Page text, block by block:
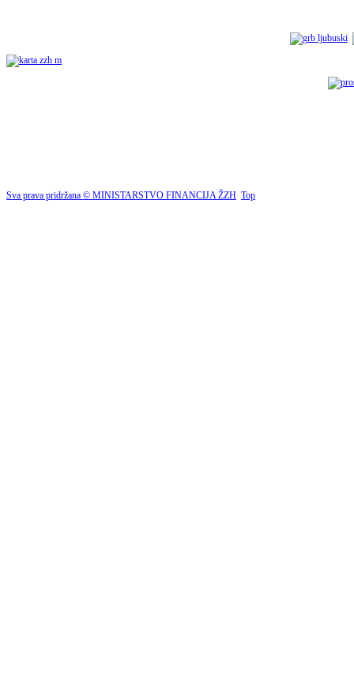
Sva prava pridržana © MINISTARSTVO FINANCIJA ŽZH Top